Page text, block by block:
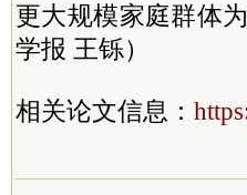
更大规模家庭群体
学报 王铄）
相关论文信息：